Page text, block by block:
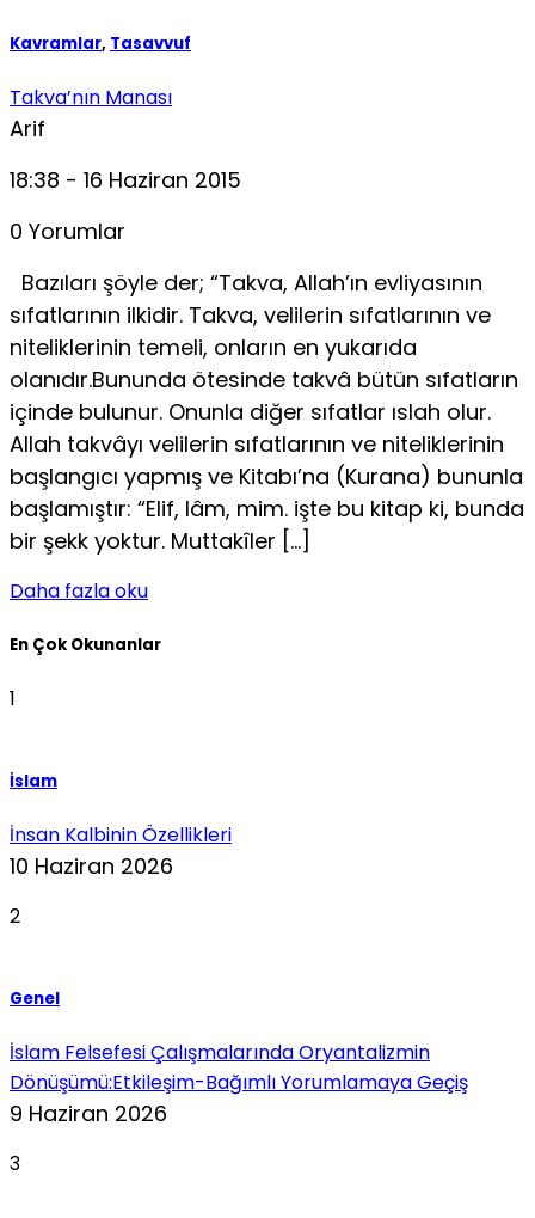
Kavramlar, Tasavvuf
Takva’nın Manası
Arif
18:38 - 16 Haziran 2015
0 Yorumlar
Bazıları şöyle der; “Takva, Allah’ın evliyasının
sıfatlarının ilkidir. Takva, velilerin sıfatlarının ve
niteliklerinin temeli, onların en yukarıda
olanıdır.Bununda ötesinde takvâ bütün sıfatların
içinde bulunur. Onunla diğer sıfatlar ıslah olur.
Allah takvâyı velilerin sıfatlarının ve niteliklerinin
başlangı­cı yapmış ve Kitabı’na (Kurana) bununla
başlamıştır: “Elif, lâm, mim. işte bu kitap ki, bunda
bir şekk yoktur. Muttakîler […]
Daha fazla oku
En Çok Okunanlar
1
İslam
İnsan Kalbinin Özellikleri
10 Haziran 2026
2
Genel
İslam Felsefesi Çalışmalarında Oryantalizmin
Dönüşümü:Etkileşim-Bağımlı Yorumlamaya Geçiş
9 Haziran 2026
3